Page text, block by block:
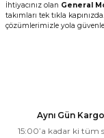
İhtiyacınız olan General
takımları tek tıkla
çözümlerimizle yola
Aynı Gün
15:00’a kadar ki tüm